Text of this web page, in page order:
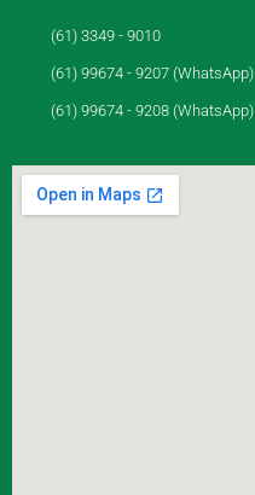
(61) 3349 - 9010
(61) 99674 - 9207 (WhatsApp)
(61) 99674 - 9208 (WhatsApp)